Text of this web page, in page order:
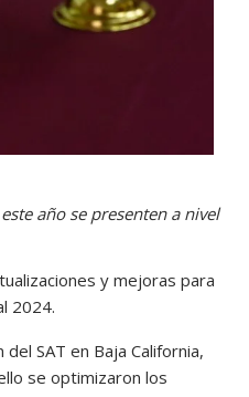
año se presenten a nivel
y mejoras para
2024.
SAT en Baja California,
se optimizaron los